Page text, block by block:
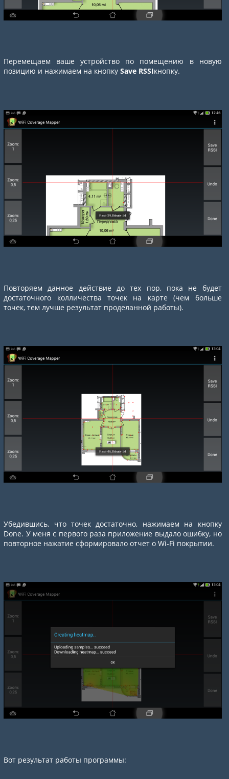
Перемещаем ваше устройство по помещению в новую
позицию и нажимаем на кнопкуSave RSSIкнопку.
Повторяем данное действие до тех пор, пока не будет
достаточного колличества точек на карте (чем больше
точек, тем лучше результат проделанной работы).
Убедившись, что точек достаточно, нажимаем на кнопку
Done. У меня с первого раза приложение выдало ошибку, но
повторное нажатие сформировало отчет о Wi-Fi покрытии.
Вот результат работы программы: